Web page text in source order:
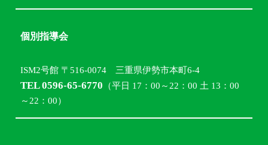
個別指導会
ISM2号館 〒516-0074 三重県伊勢市本町6-4
TEL 0596-65-6770 （平日 17：00～22：00 土 13：00
～22：00）